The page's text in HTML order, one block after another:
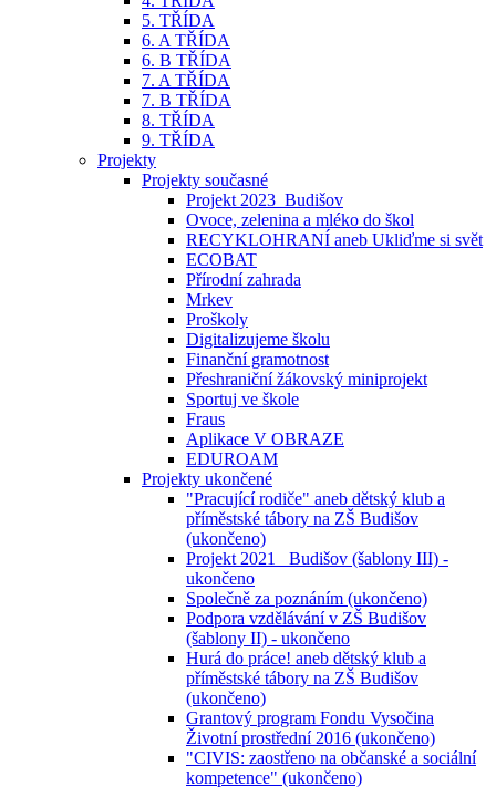
5. TŘÍDA
6. A TŘÍDA
6. B TŘÍDA
7. A TŘÍDA
7. B TŘÍDA
8. TŘÍDA
9. TŘÍDA
Projekty
Projekty současné
Projekt 2023_Budišov
Ovoce, zelenina a mléko do škol
RECYKLOHRANÍ aneb Ukliďme si svět
ECOBAT
Přírodní zahrada
Mrkev
Proškoly
Digitalizujeme školu
Finanční gramotnost
Přeshraniční žákovský miniprojekt
Sportuj ve škole
Fraus
Aplikace V OBRAZE
EDUROAM
Projekty ukončené
"Pracující rodiče" aneb dětský klub a
příměstské tábory na ZŠ Budišov
(ukončeno)
Projekt 2021_ Budišov (šablony III) -
ukončeno
Společně za poznáním (ukončeno)
Podpora vzdělávání v ZŠ Budišov
(šablony II) - ukončeno
Hurá do práce! aneb dětský klub a
příměstské tábory na ZŠ Budišov
(ukončeno)
Grantový program Fondu Vysočina
Životní prostřední 2016 (ukončeno)
"CIVIS: zaostřeno na občanské a sociální
kompetence" (ukončeno)